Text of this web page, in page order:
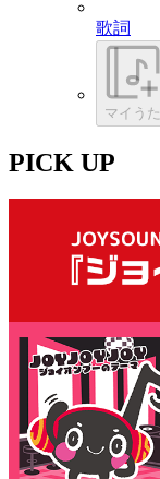
歌詞
マイうた
PICK UP